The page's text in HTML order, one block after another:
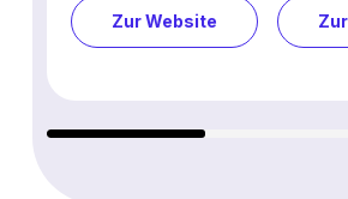
Zur Website